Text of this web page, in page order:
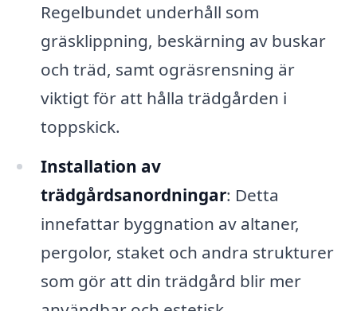
Regelbundet underhåll som
gräsklippning, beskärning av buskar
och träd, samt ogräsrensning är
viktigt för att hålla trädgården i
toppskick.
Installation av
trädgårdsanordningar: Detta
innefattar byggnation av altaner,
pergolor, staket och andra strukturer
som gör att din trädgård blir mer